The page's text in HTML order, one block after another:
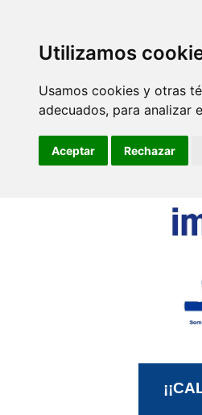
Utilizamos
Usamos cookies y otras
adecuados, para analizar
Aceptar Rechazar